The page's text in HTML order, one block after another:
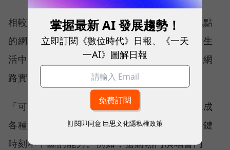
相較於傳統下載速度只反映單一時間、單一地點
的網路表現，這兩項指標更重視使用者在真實生
活中的整體體驗，因此也是最能反映電信業者網
路實力、最難取得的獎項。
「可靠性體驗」衡量的是使用者是否能順利完成
各種數位應用，因此，考驗的是網路服務在關鍵
時刻不中斷的能力。例如，搶購熱門演唱會門
掌握最新 AI 發展趨勢！
立即訂閱《數位時代》日報、《一天
一AI》圖解日報
訂閱即同意 巨思文化隱私權政策